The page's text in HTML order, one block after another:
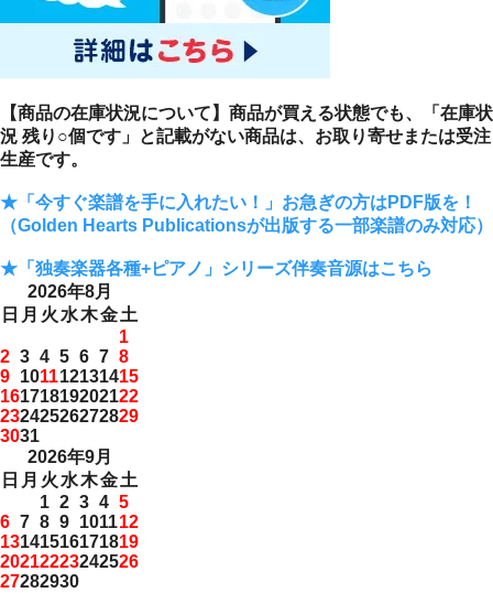
【商品の在庫状況について】商品が買える状態でも、「在庫状
況 残り○個です」と記載がない商品は、お取り寄せまたは受注
生産です。
★「今すぐ楽譜を手に入れたい！」お急ぎの方はPDF版を！
（Golden Hearts Publicationsが出版する一部楽譜のみ対応）
★「独奏楽器各種+ピアノ」シリーズ伴奏音源はこちら
2026年8月
日 月 火 水木金土
1
2 3 4 5 6 7 8
9 101112131415
16171819202122
23242526272829
3031
2026年9月
日 月 火 水木金土
1 2 3 4 5
6 7 8 9 101112
13141516171819
20212223242526
27282930